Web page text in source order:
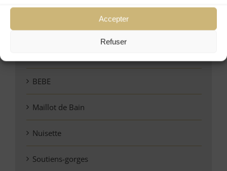
Accepter
Refuser
Lingerie
JOY
BEBE
Maillot de Bain
Nuisette
Soutiens-gorges